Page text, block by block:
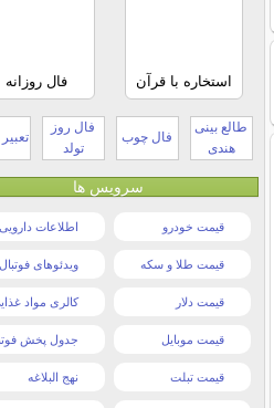
استخاره با قرآن فال روزانه
طالع بینی
هندی
فال چوب
فال روز
تولد
سرویس ها
قیمت خودرو اطلاعات دارویی
قیمت طلا و سکه ویدئوهای فوتبال
قیمت دلار کالری مواد
قیمت موبایل جدول پخش
قیمت تبلت نهج البلاغه